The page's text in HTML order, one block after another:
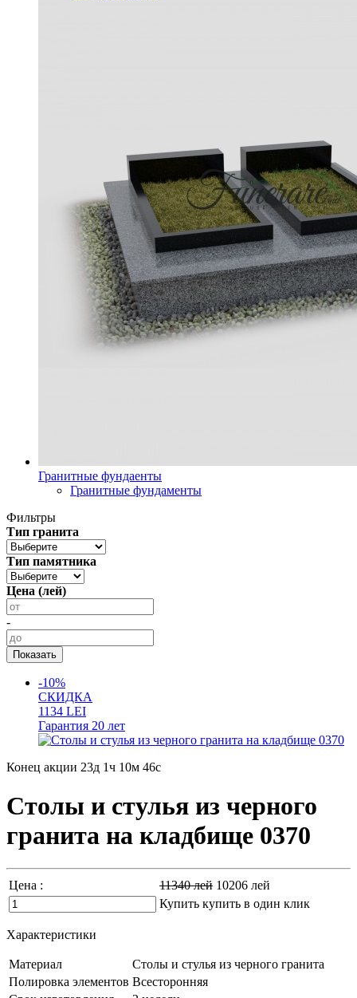
Гранитные фундаенты
Гранитные фундаменты
Фильтры
Тип гранита
Тип памятника
Цена (лей)
-
-10%
СКИДКА
1134 LEI
Гарантия 20 лет
Конец акции 23д 1ч 10м 45с
Столы и стулья из черного
гранита на кладбище 0370
Цена : 11340лей 10206 лей
Купить купить в один клик
Характеристики
Материал
Столы и стулья из черного гранита
Полировка элементов Всесторонняя